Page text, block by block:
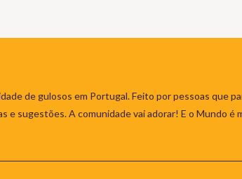
de gulosos em Portugal. Feito por pessoas que
e sugestões. A comunidade vai adorar! E o Mundo é